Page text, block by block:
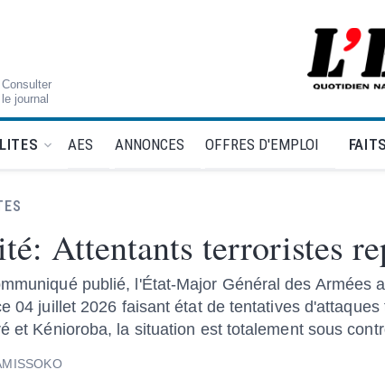
Consulter
le journal
D’ACCUEIL DE L'ESSOR
AES ANNONCES OFFRES D'EMPLOI
Attentants terroristes
publié, l'État-Major Général des
04 juillet 2026 faisant état de tentatives
et Kénioroba, la situation est totalement sous